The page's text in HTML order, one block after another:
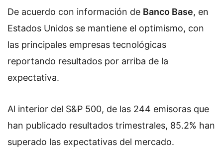
De acuerdo con información de Banco Base, en
Estados Unidos se mantiene el optimismo, con
las principales empresas tecnológicas
reportando resultados por arriba de la
expectativa.
Al interior del S&P 500, de las 244 emisoras que
han publicado resultados trimestrales, 85.2% han
superado las expectativas del mercado.